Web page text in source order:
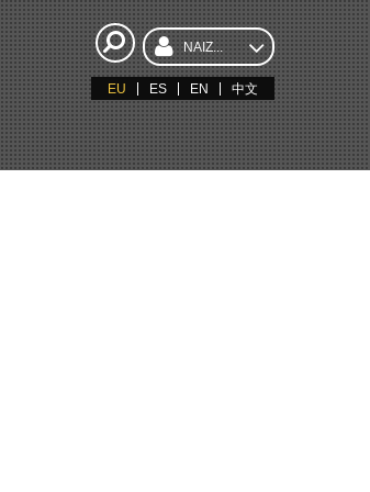
NAIZ...
EU ES EN 中文